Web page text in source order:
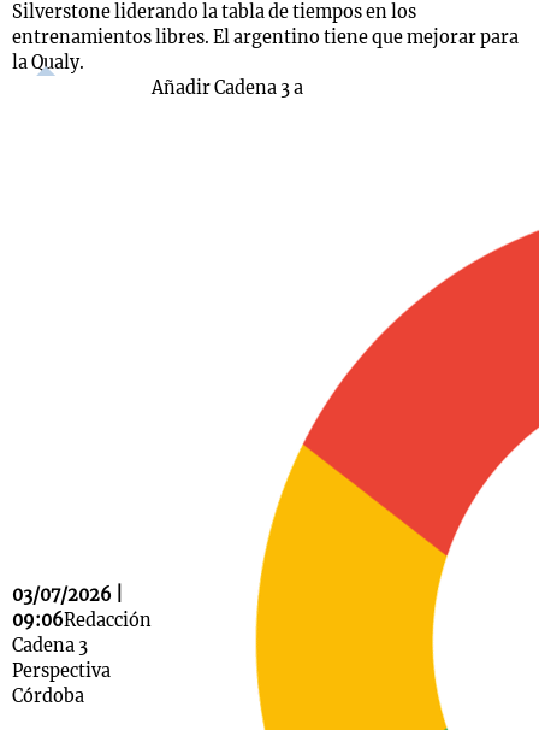
Silverstone liderando la tabla de tiempos en los
entrenamientos libres. El argentino tiene que mejorar para
la Qualy.
03/07/2026 |
09:06Redacción
Cadena 3
Perspectiva
Córdoba
Añadir Cadena 3 a